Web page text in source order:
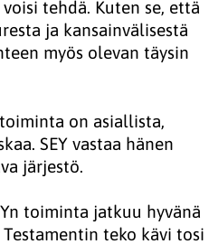
tehdä. Kuten se, että
ja kansainvälisestä
myös olevan täysin
on asiallista,
SEY vastaa hänen
järjestö.
toiminta jatkuu hyvänä
teko kävi tosi